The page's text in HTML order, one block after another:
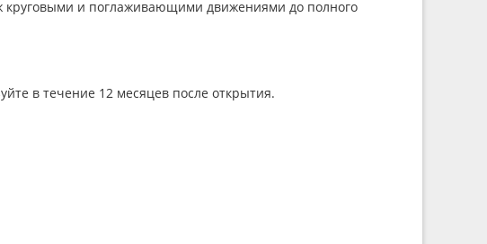
круговыми и поглаживающими движениями до полного
в течение 12 месяцев после открытия.